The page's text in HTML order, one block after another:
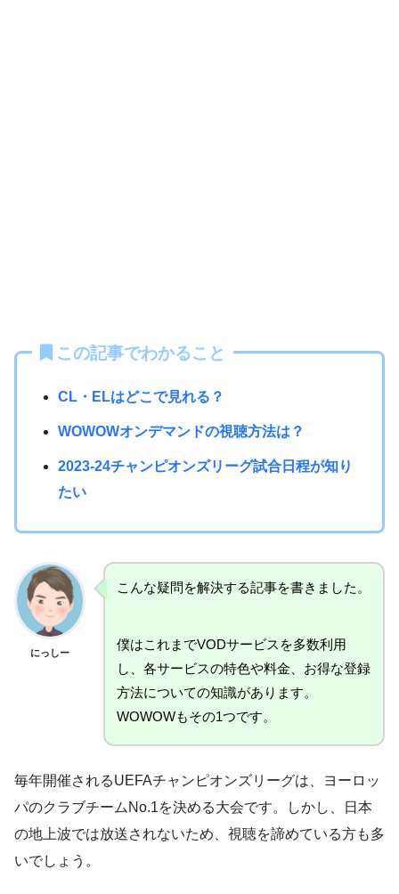
この記事でわかること
CL・ELはどこで見れる？
WOWOWオンデマンドの視聴方法は？
2023-24チャンピオンズリーグ試合日程が知り
たい
にっしー
こんな疑問を解決する記事を書きました。
僕はこれまでVODサービスを多数利用
し、各サービスの特色や料金、お得な登録
方法についての知識があります。
WOWOWもその1つです。
毎年開催されるUEFAチャンピオンズリーグは、ヨーロッ
パのクラブチームNo.1を決める大会です。しかし、日本
の地上波では放送されないため、視聴を諦めている方も多
いでしょう。